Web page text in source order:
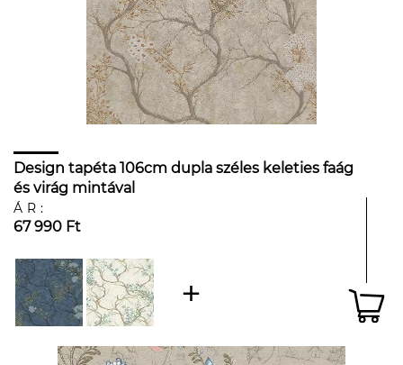
Design tapéta 106cm dupla széles keleties faág
és virág mintával
ÁR:
67 990 Ft